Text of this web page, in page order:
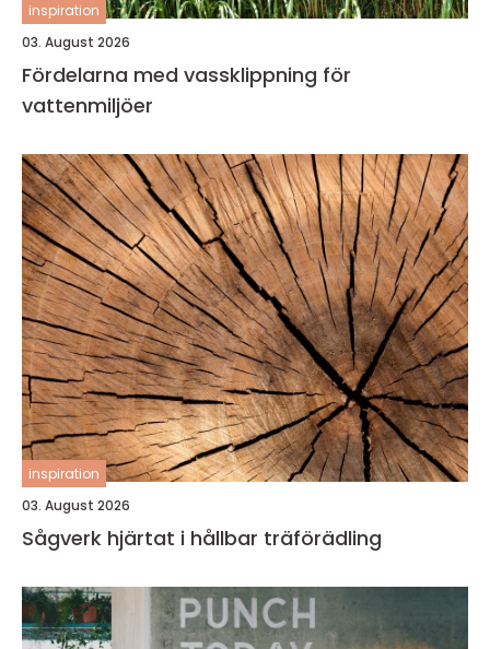
inspiration
03. August 2026
Fördelarna med vassklippning för
vattenmiljöer
inspiration
03. August 2026
Sågverk hjärtat i hållbar träförädling